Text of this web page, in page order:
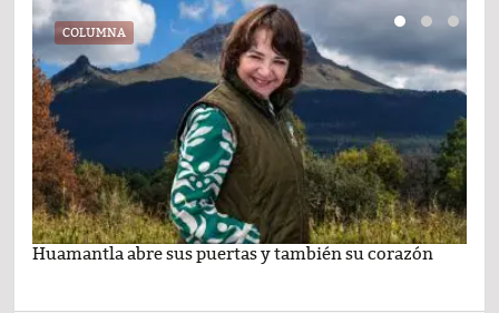
COLUMNA
Huamantla abre sus puertas y también su corazón